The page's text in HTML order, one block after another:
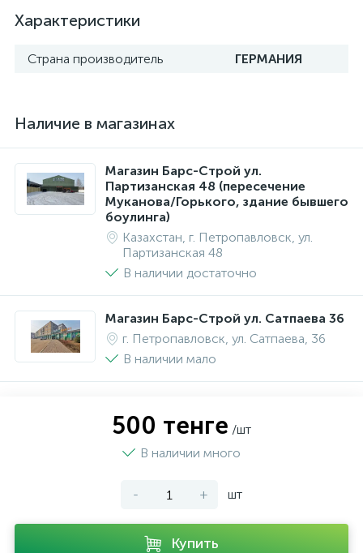
Характеристики
Страна производитель ГЕРМАНИЯ
Наличие в магазинах
Магазин Барс-Строй ул.
Партизанская 48 (пересечение
Муканова/Горького, здание бывшего
боулинга)
Казахстан, г. Петропавловск, ул.
Партизанская 48
В наличии достаточно
Магазин Барс-Строй ул. Сатпаева 36
г. Петропавловск, ул. Сатпаева, 36
В наличии мало
500 тенге /шт
В наличии много
- + шт
Купить